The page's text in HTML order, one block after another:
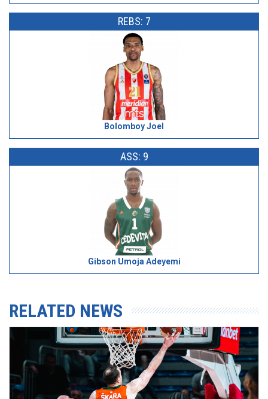
REBS: 7
Bolomboy Joel
ASS: 9
Gibson Umoja Adeyemi
RELATED NEWS